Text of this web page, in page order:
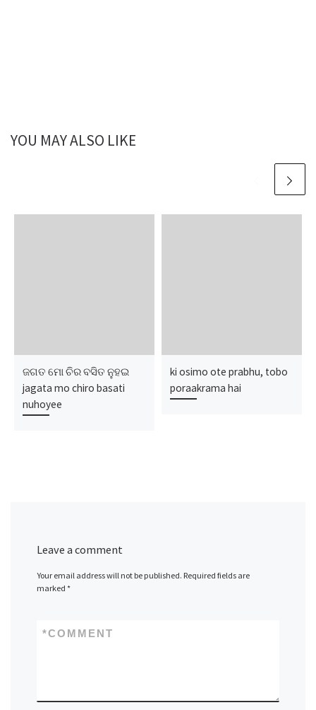
YOU MAY ALSO LIKE
ଜଗତ ମୋ ଚିର ବସିତ ନୁହଇ
jagata mo chiro basati
nuhoyee
ki osimo ote prabhu, tobo
poraakrama hai
Leave a comment
Your email address will not be published. Required fields are
marked *
COMMENT
*